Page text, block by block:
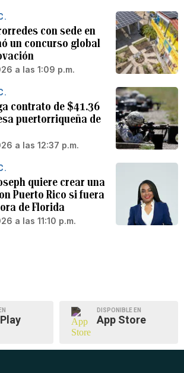
con sede en
un concurso global
a las 1:09 p.m.
contrato de $41.36
puertorriqueña de
a las 12:37 p.m.
quiere crear una
Puerto Rico si fuera
de Florida
a las 11:10 p.m.
DISPONIBLE EN
App Store